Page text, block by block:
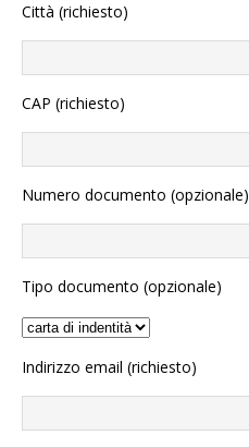
Città (richiesto)
CAP (richiesto)
Numero documento (opzionale)
Tipo documento (opzionale)
Indirizzo email (richiesto)